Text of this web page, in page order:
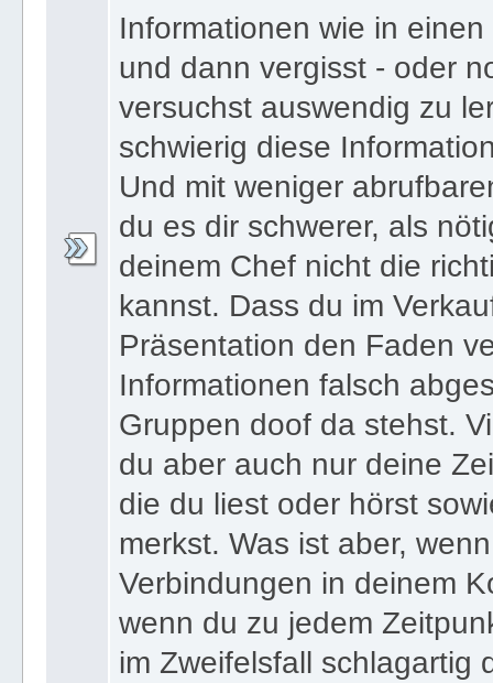
Informationen wie in
und dann vergisst - oder
versuchst auswendig zu
schwierig diese
Und mit weniger
du es dir schwerer, als
deinem Chef nicht die
kannst. Dass du im
Präsentation den Faden
Informationen falsch
Gruppen doof da stehst.
du aber auch nur deine
die du liest oder hörst
merkst. Was ist aber,
Verbindungen in deinem
wenn du zu jedem
im Zweifelsfall schlagartig